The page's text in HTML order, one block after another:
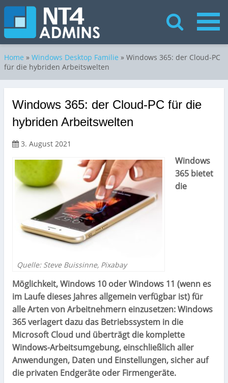
Home » Windows Desktop Familie » Windows 365: der Cloud-PC
für die hybriden Arbeitswelten
Windows 365: der Cloud-PC für die
hybriden Arbeitswelten
3. August 2021
Quelle: Steve Buissinne, Pixabay
Windows
365 bietet
die
Möglichkeit, Windows 10 oder Windows 11 (wenn es
im Laufe dieses Jahres allgemein verfügbar ist) für
alle Arten von Arbeitnehmern einzusetzen: Windows
365 verlagert dazu das Betriebssystem in die
Microsoft Cloud und überträgt die komplette
Windows-Arbeitsumgebung, einschließlich aller
Anwendungen, Daten und Einstellungen, sicher auf
die privaten Endgeräte oder Firmengeräte.